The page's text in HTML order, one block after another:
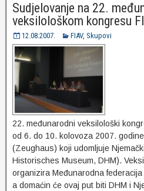
Sudjelovanje na 22.
veksilološkom kongresu
12.08.2007. FIAV, Skupovi
22. međunarodni veksilološki
od 6. do 10. kolovoza 2007.
(Zeughaus) koji udomljuje
Historisches Museum, DHM).
organizira Međunarodna
a domaćin će ovaj put biti DHM i